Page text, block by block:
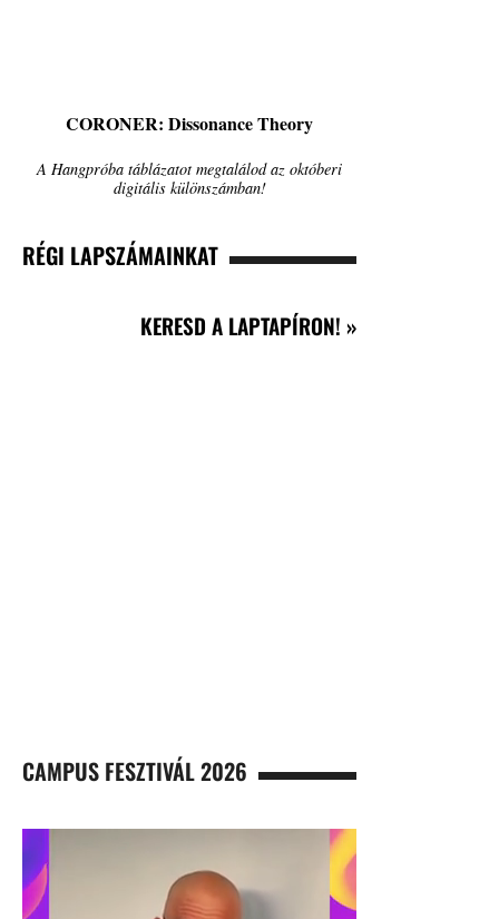
CORONER: Dissonance Theory
A Hangpróba táblázatot megtalálod az októberi
digitális különszámban!
RÉGI LAPSZÁMAINKAT
KERESD A LAPTAPÍRON! »
CAMPUS FESZTIVÁL 2026